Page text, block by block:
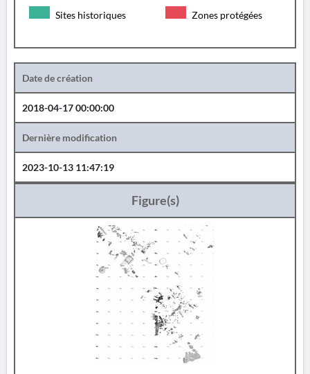
Sites historiques Zones protégées
Date de création
2018-04-17 00:00:00
Dernière modification
2023-10-13 11:47:19
Figure(s)